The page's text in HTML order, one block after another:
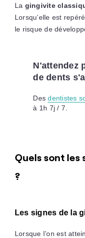
La gingivite
Lorsqu’elle est
le risque de
N'attendez
de dents
Desdentistes
à 1h 7j / 7.
Quels sont les
?
Les signes de la
Lorsque l’on est